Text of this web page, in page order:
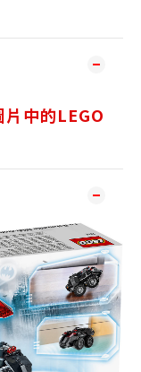
中的LEGO